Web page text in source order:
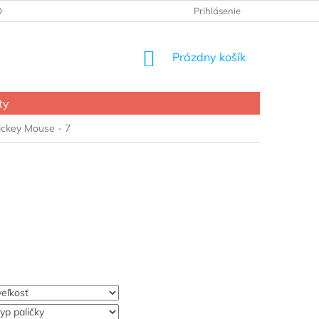
OSOBNÝCH ÚDAJOV Prihlásenie
NÁKUPNÝ
Prázdny košík
Mouse - 7